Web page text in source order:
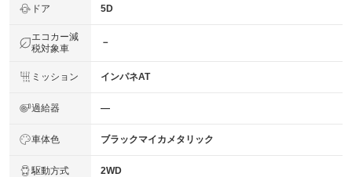
ドア 5D
エコカー減
税対象車
－
ミッション インパネAT
過給器 ―
車体色 ブラックマイカメタリック
駆動方式 2WD